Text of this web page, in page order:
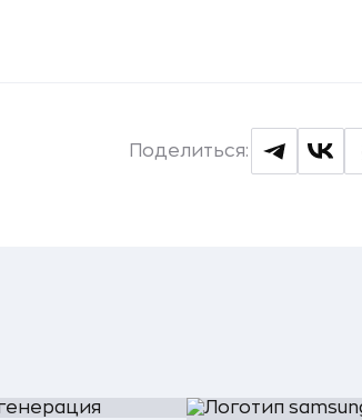
Поделиться: